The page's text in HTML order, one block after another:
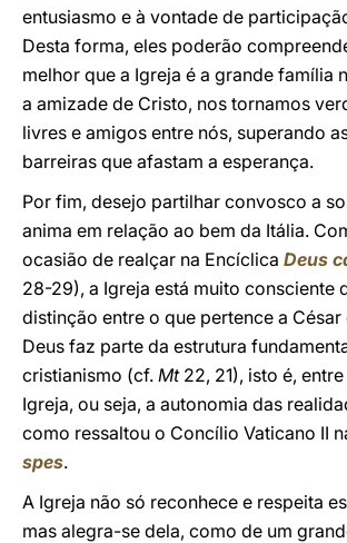
entusiasmo e à vontade de
Desta forma, eles poderão
melhor que a Igreja é a grande família
a amizade de Cristo, nos tornamos
livres e amigos entre nós, superando
barreiras que afastam a esperança.
Por fim, desejo partilhar convosco a
anima em relação ao bem da Itália.
ocasião de realçar na Encíclica Deus
28-29), a Igreja está muito consciente
distinção entre o que pertence a César
Deus faz parte da estrutura
cristianismo (cf. Mt22, 21), isto é,
Igreja, ou seja, a autonomia das
como ressaltou o Concílio Vaticano II
spes.
A Igreja não só reconhece e respeita
mas alegra-se dela, como de um